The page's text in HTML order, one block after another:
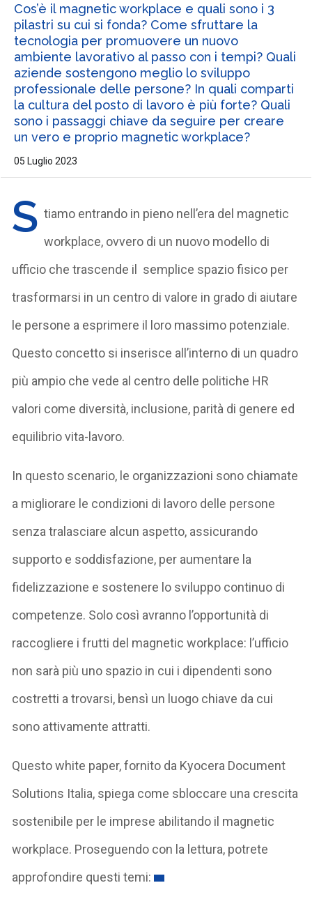
Cos’è il magnetic workplace e quali sono i 3
pilastri su cui si fonda? Come sfruttare la
tecnologia per promuovere un nuovo
ambiente lavorativo al passo con i tempi? Quali
aziende sostengono meglio lo sviluppo
professionale delle persone? In quali comparti
la cultura del posto di lavoro è più forte? Quali
sono i passaggi chiave da seguire per creare
un vero e proprio magnetic workplace?
05 Luglio 2023
S tiamo entrando in pieno nell’era del magnetic
workplace, ovvero di un nuovo modello di
ufficio che trascende il semplice spazio fisico per
trasformarsi in un centro di valore in grado di aiutare
le persone a esprimere il loro massimo potenziale.
Questo concetto si inserisce all’interno di un quadro
più ampio che vede al centro delle politiche HR
valori come diversità, inclusione, parità di genere ed
equilibrio vita-lavoro.
In questo scenario, le organizzazioni sono chiamate
a migliorare le condizioni di lavoro delle persone
senza tralasciare alcun aspetto, assicurando
supporto e soddisfazione, per aumentare la
fidelizzazione e sostenere lo sviluppo continuo di
competenze. Solo così avranno l’opportunità di
raccogliere i frutti del magnetic workplace: l’ufficio
non sarà più uno spazio in cui i dipendenti sono
costretti a trovarsi, bensì un luogo chiave da cui
sono attivamente attratti.
Questo white paper, fornito da Kyocera Document
Solutions Italia, spiega come sbloccare una crescita
sostenibile per le imprese abilitando il magnetic
workplace. Proseguendo con la lettura, potrete
approfondire questi temi: